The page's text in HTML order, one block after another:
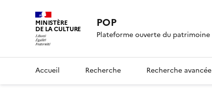
MINISTÈRE
DE LA CULTURE POP
Plateforme ouverte du patrimoine
Accueil Recherche Recherche avancée